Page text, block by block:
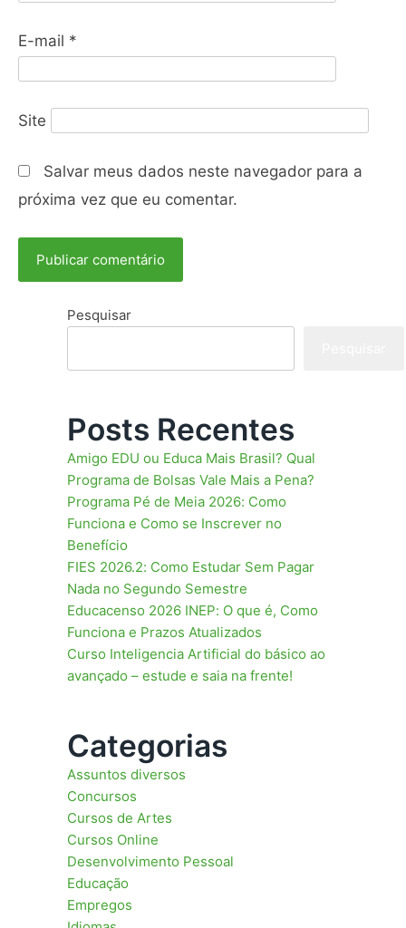
E-mail *
Site
Salvar meus dados neste navegador para a
próxima vez que eu comentar.
Pesquisar
Posts Recentes
Amigo EDU ou Educa Mais Brasil? Qual
Programa de Bolsas Vale Mais a Pena?
Programa Pé de Meia 2026: Como
Funciona e Como se Inscrever no
Benefício
FIES 2026.2: Como Estudar Sem Pagar
Nada no Segundo Semestre
Educacenso 2026 INEP: O que é, Como
Funciona e Prazos Atualizados
Curso Inteligencia Artificial do básico ao
avançado – estude e saia na frente!
Categorias
Assuntos diversos
Concursos
Cursos de Artes
Cursos Online
Desenvolvimento Pessoal
Educação
Empregos